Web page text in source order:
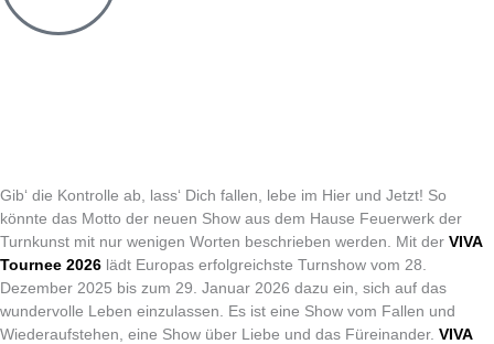
Gib‘ die Kontrolle ab, lass‘ Dich fallen, lebe im Hier und Jetzt! So
könnte das Motto der neuen Show aus dem Hause Feuerwerk der
Turnkunst mit nur wenigen Worten beschrieben werden. Mit der VIVA
Tournee 2026 lädt Europas erfolgreichste Turnshow vom 28.
Dezember 2025 bis zum 29. Januar 2026 dazu ein, sich auf das
wundervolle Leben einzulassen. Es ist eine Show vom Fallen und
Wiederaufstehen, eine Show über Liebe und das Füreinander. VIVA